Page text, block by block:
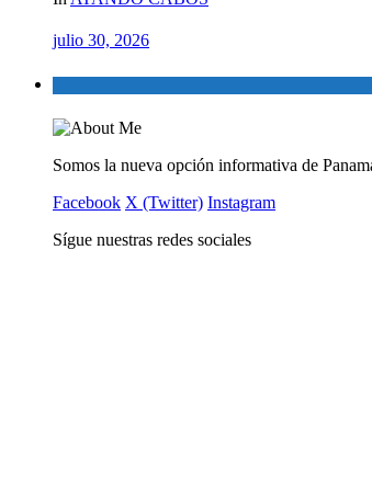
julio 30, 2026
Somos la nueva opción informativa de
Facebook X (Twitter) Instagram
Sígue nuestras redes sociales